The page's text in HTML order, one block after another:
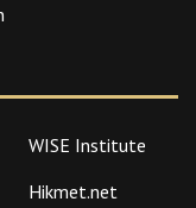
WISE Institute
Hikmet.net